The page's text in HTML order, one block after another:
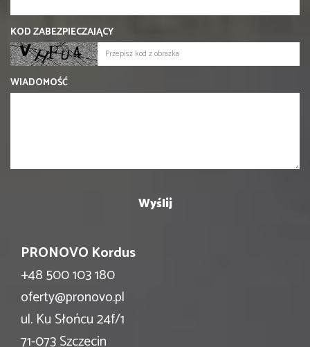
KOD ZABEZPIECZAJĄCY
WIADOMOŚĆ
PRONOVO Kordus
+48 500 103 180
oferty@pronovo.pl
ul. Ku Słońcu 24f/1
71-073 Szczecin